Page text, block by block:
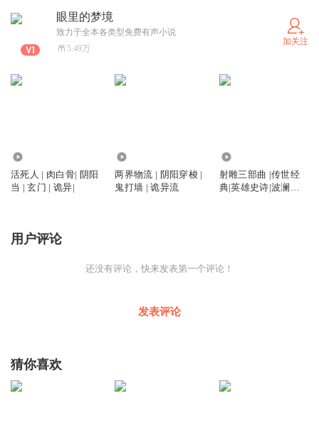
眼里的梦境
致力于全本各类型免费有声小说
5.49万
加关注
活死人 | 肉白骨| 阴阳
当 | 玄门 | 诡异|
两界物流 | 阴阳穿梭 |
鬼打墙 | 诡异流
射雕三部曲 |传世经
典|英雄史诗|波澜壮
用户评论
还没有评论，快来发表第一个评论！
发表评论
猜你喜欢